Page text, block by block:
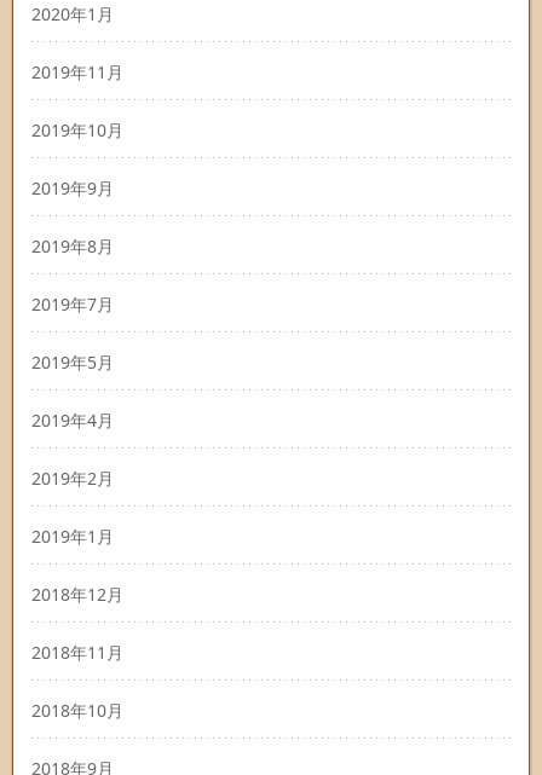
2020年1月
2019年11月
2019年10月
2019年9月
2019年8月
2019年7月
2019年5月
2019年4月
2019年2月
2019年1月
2018年12月
2018年11月
2018年10月
2018年9月